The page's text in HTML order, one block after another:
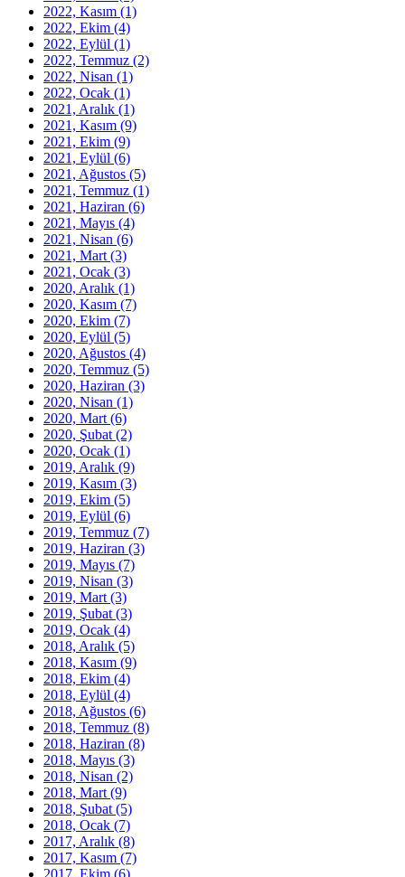
2022, Kasım (1)
2022, Ekim (4)
2022, Eylül (1)
2022, Temmuz (2)
2022, Nisan (1)
2022, Ocak (1)
2021, Aralık (1)
2021, Kasım (9)
2021, Ekim (9)
2021, Eylül (6)
2021, Ağustos (5)
2021, Temmuz (1)
2021, Haziran (6)
2021, Mayıs (4)
2021, Nisan (6)
2021, Mart (3)
2021, Ocak (3)
2020, Aralık (1)
2020, Kasım (7)
2020, Ekim (7)
2020, Eylül (5)
2020, Ağustos (4)
2020, Temmuz (5)
2020, Haziran (3)
2020, Nisan (1)
2020, Mart (6)
2020, Şubat (2)
2020, Ocak (1)
2019, Aralık (9)
2019, Kasım (3)
2019, Ekim (5)
2019, Eylül (6)
2019, Temmuz (7)
2019, Haziran (3)
2019, Mayıs (7)
2019, Nisan (3)
2019, Mart (3)
2019, Şubat (3)
2019, Ocak (4)
2018, Aralık (5)
2018, Kasım (9)
2018, Ekim (4)
2018, Eylül (4)
2018, Ağustos (6)
2018, Temmuz (8)
2018, Haziran (8)
2018, Mayıs (3)
2018, Nisan (2)
2018, Mart (9)
2018, Şubat (5)
2018, Ocak (7)
2017, Aralık (8)
2017, Kasım (7)